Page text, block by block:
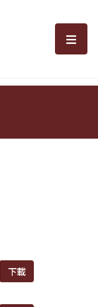
選